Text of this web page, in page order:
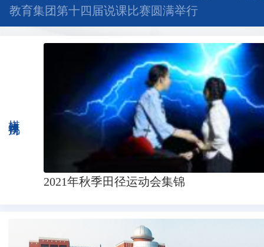
教育集团第十四届说课比赛圆满举行
2021年秋季田径运动会集锦